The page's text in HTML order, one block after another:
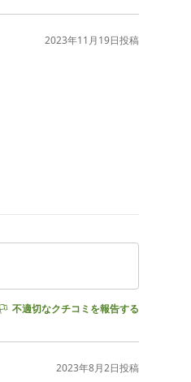
2023年11月19日投稿
不適切なクチコミを報告する
2023年8月2日投稿